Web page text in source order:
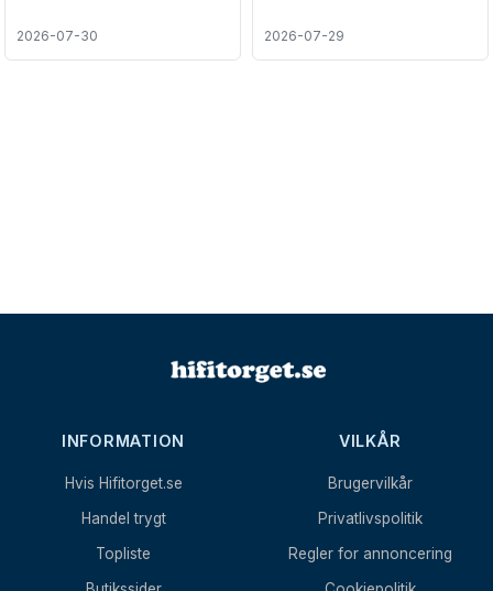
2026-07-30 2026-07-29
INFORMATION
Hvis Hifitorget.se
Handel trygt
Topliste
VILKÅR
Brugervilkår
Privatlivspolitik
Regler for annoncering